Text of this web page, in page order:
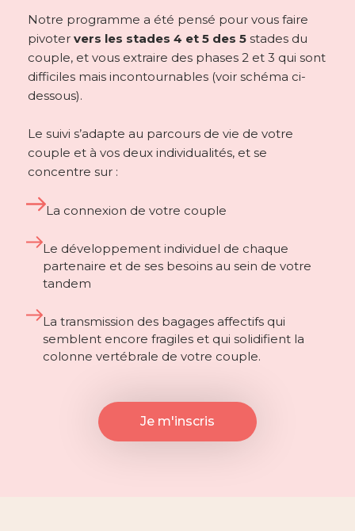
Notre programme a été pensé pour vous faire
pivoter vers les stades 4 et 5 des 5stades du
couple, et vous extraire des phases 2 et 3 qui sont
difficiles mais incontournables (voir schéma ci-
dessous).
Le suivi s’adapte au parcours de vie de votre
couple et à vos deux individualités, et se
concentre sur :
La connexion de votre couple
Le développement individuel de chaque
partenaire et de ses besoins au sein de votre
tandem
La transmission des bagages affectifs qui
semblent encore fragiles et qui solidifient la
colonne vertébrale de votre couple.
Je m'inscris